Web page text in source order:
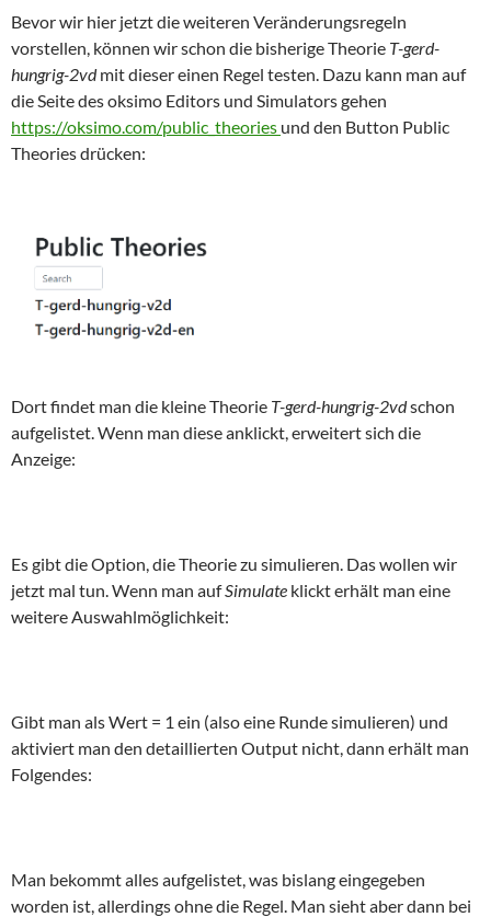
Bevor wir hier jetzt die weiteren Veränderungsregeln
vorstellen, können wir schon die bisherige Theorie T-gerd-
hungrig-2vdmit dieser einen Regel testen. Dazu kann man auf
die Seite des oksimo Editors und Simulators gehen
https://oksimo.com/public_theories und den Button Public
Theories drücken:
Dort findet man die kleine Theorie T-gerd-hungrig-2vdschon
aufgelistet. Wenn man diese anklickt, erweitert sich die
Anzeige:
Es gibt die Option, die Theorie zu simulieren. Das wollen wir
jetzt mal tun. Wenn man aufSimulate klickt erhält man eine
weitere Auswahlmöglichkeit:
Gibt man als Wert = 1 ein (also eine Runde simulieren) und
aktiviert man den detaillierten Output nicht, dann erhält man
Folgendes:
Man bekommt alles aufgelistet, was bislang eingegeben
worden ist, allerdings ohne die Regel. Man sieht aber dann bei